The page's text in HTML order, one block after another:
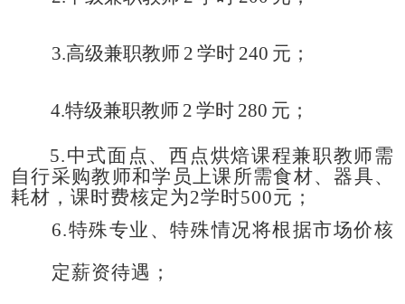
3.高级兼职教师 2 学时 240 元；
4.特级兼职教师 2 学时 280 元；
5.中式面点、西点烘焙课程兼职教师需
自行采购教师和学员上课所需食材、器具、
耗材，课时费核定为2学时500元；
6.特殊专业、特殊情况将根据市场价核
定薪资待遇 ；